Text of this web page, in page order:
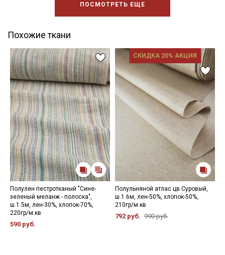
ПОСМОТРЕТЬ ЕЩЕ
Похожие ткани
Полулен пестротканый "Сине-
зеленый меланж - полоска",
ш.1.5м, лен-30%, хлопок-70%,
220гр/м.кв
590 руб.
СКИДКА 20% АКЦИЯ
Полульняной атлас цв.Суровый,
ш.1.6м, лен-50%, хлопок-50%,
210гр/м.кв
792 руб. 990 руб.